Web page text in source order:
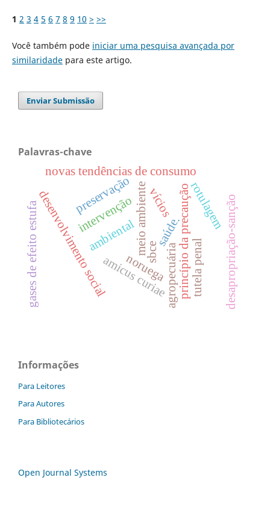
1 2 3 4 5 6 7 8 9 10 > >>
Você também pode iniciar uma pesquisa avançada por
similaridadepara este artigo.
Enviar Submissão
Palavras-chave
ambiental
noruega
meio ambiente princípio da precaução
saúde.
desenvolvimento social
intervenção
preservação
novas tendências de consumo
amicus curiaeagropecuária
sbce
gases de efeito estufa tutela penal
vícios rotulagemdesapropriação-sanção
Informações
Para Leitores
Para Autores
Para Bibliotecários
Open Journal Systems